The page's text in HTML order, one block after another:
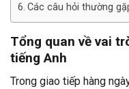
Các câu hỏi thường
Tổng quan về vai
tiếng Anh
Trong giao tiếp hàng